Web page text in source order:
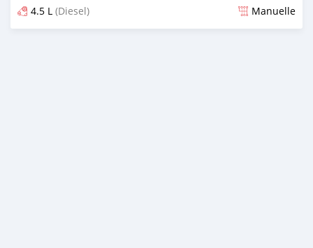
4.5 L (Diesel) Manuelle